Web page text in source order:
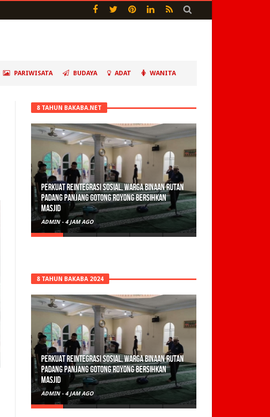
PARIWISATA BUDAYA ADAT WANITA
8 TAHUN BAKABA.NET
Polisi Sita 82 Paket Ganja Siap Edar di Tanah
Datar
ADMIN - 1 HARI AGO
8 TAHUN BAKABA 2024
Polisi Sita 82 Paket Ganja Siap Edar di Tanah
Datar
ADMIN - 1 HARI AGO